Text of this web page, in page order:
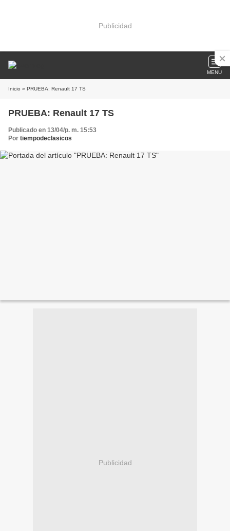
Publicidad
MENU
Inicio » PRUEBA: Renault 17 TS
PRUEBA: Renault 17 TS
Publicado en 13/04/p. m. 15:53
Por tiempodeclasicos
Publicidad